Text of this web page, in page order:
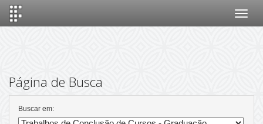
Página de Busca
Buscar em: